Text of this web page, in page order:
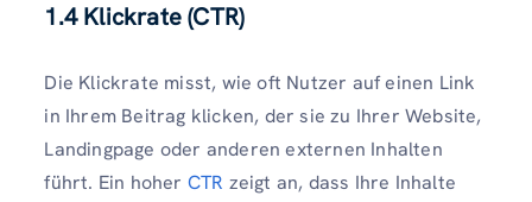
1.4 Klickrate (CTR)
Die Klickrate misst, wie oft Nutzer auf einen Link
in Ihrem Beitrag klicken, der sie zu Ihrer Website,
Landingpage oder anderen externen Inhalten
führt. Ein hoher CTR zeigt an, dass Ihre Inhalte